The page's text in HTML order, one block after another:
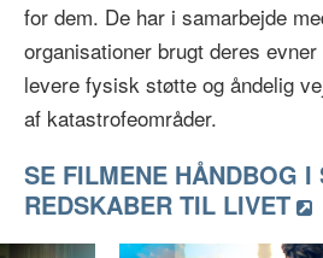
for dem. De har i samarbejde
organisationer brugt deres
levere fysisk støtte og åndelig
af katastrofeområder.
SE FILMENE HÅNDBOG I
REDSKABER TIL LIVET